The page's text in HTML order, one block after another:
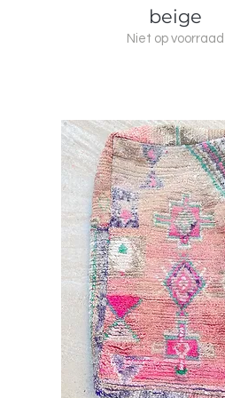
beige
Niet op voorraad